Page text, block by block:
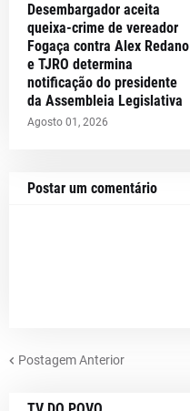
Desembargador aceita
queixa-crime de vereador
Fogaça contra Alex Redano
e TJRO determina
notificação do presidente
da Assembleia Legislativa
Agosto 01, 2026
Postar um comentário
Postagem Anterior